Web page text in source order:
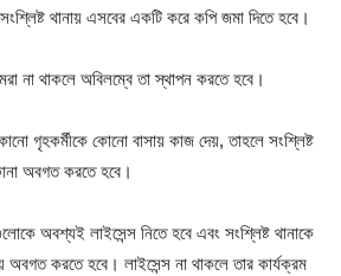
থানায় এসবের একটি করে কপি জমা দিতে হবে।
না থাকলে অবিলম্বে তা স্থাপন করতে হবে।
গৃহকর্মীকে কোনো বাসায় কাজ দেয়, তাহলে সংশ্লিষ্ট
অবগত করতে হবে।
অবশ্যই লাইসেন্স নিতে হবে এবং সংশ্লিষ্ট থানাকে
অবগত করতে হবে। লাইসেন্স না থাকলে তার কার্যক্রম